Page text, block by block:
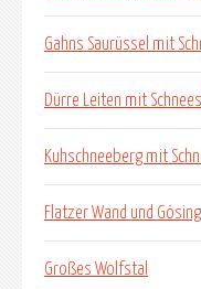
Gahns Saurüssel mit
Dürre Leiten mit
Kuhschneeberg mit
Flatzer Wand und Gösing
Großes Wolfstal